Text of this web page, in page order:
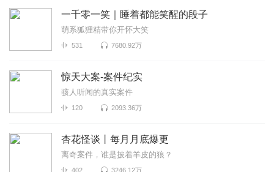
一千零一笑｜睡着都能笑醒的段子
萌系狐狸精带你开怀大笑
531 7680.92万
惊天大案-案件纪实
骇人听闻的真实案件
120 2093.36万
杏花怪谈丨每月月底爆更
离奇案件，谁是披着羊皮的狼？
402 3246.12万